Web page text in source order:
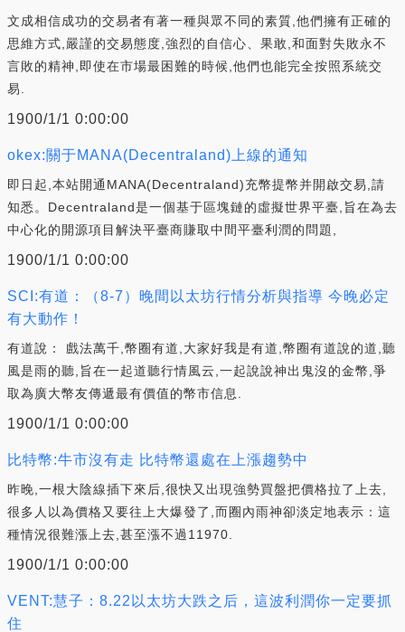
文成相信成功的交易者有著一種與眾不同的素質,他們擁有正確的
思維方式,嚴謹的交易態度,強烈的自信心、果敢,和面對失敗永不
言敗的精神,即使在市場最困難的時候,他們也能完全按照系統交
易.
1900/1/1 0:00:00
okex:關于MANA(Decentraland)上線的通知
即日起,本站開通MANA(Decentraland)充幣提幣并開啟交易,請
知悉。Decentraland是一個基于區塊鏈的虛擬世界平臺,旨在為去
中心化的開源項目解決平臺商賺取中間平臺利潤的問題,
1900/1/1 0:00:00
SCI:有道：（8-7）晚間以太坊行情分析與指導 今晚必定
有大動作！
有道說： 戲法萬千,幣圈有道,大家好我是有道,幣圈有道說的道,聽
風是雨的聽,旨在一起道聽行情風云,一起說說神出鬼沒的金幣,爭
取為廣大幣友傳遞最有價值的幣市信息.
1900/1/1 0:00:00
比特幣:牛市沒有走 比特幣還處在上漲趨勢中
昨晚,一根大陰線插下來后,很快又出現強勢買盤把價格拉了上去,
很多人以為價格又要往上大爆發了,而圈內雨神卻淡定地表示：這
種情況很難漲上去,甚至漲不過11970.
1900/1/1 0:00:00
VENT:慧子：8.22以太坊大跌之后，這波利潤你一定要抓
住